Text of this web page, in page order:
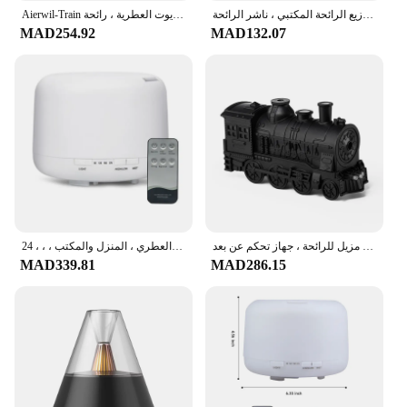
Aierwil-Train مرطب الهواء بالموجات فوق الصوتية ، ناشر العلاج بالروائح العطرية ، صانع الضباب ، العطر ، الزيوت العطرية ، رائحة Difusor ، جهاز التحكم عن بعد
MAD254.92
مرطب الهواء بالموجات فوق الصوتية مع أضواء ليلية بإضاءة ليد ، جهاز التحكم عن بعد ، موزع الزيت العطري ، جهاز توزيع الرائحة المكتبي ، ناشر الرائحة ،
MAD132.07
مرطب للعلاج بالروائح العطرية مع جهاز تحكم عن بعد ، لون الحبوب الخشبية ، موزع الزيت العطري ، المنزل والمكتب ، ، ، 24V ، 0.5a
MAD339.81
مرطب هواء للقطار بالموجات فوق الصوتية ، ناشر للعلاج بالروائح ، صانع ضباب ، عطر ، زيت عطري ، مزيل للرائحة ، جهاز تحكم عن بعد ،
MAD286.15